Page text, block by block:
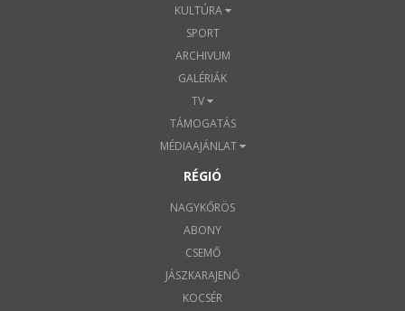
KULTÚRA
SPORT
ARCHIVUM
GALÉRIÁK
TV
TÁMOGATÁS
MÉDIAAJÁNLAT
RÉGIÓ
NAGYKŐRÖS
ABONY
CSEMŐ
JÁSZKARAJENŐ
KOCSÉR